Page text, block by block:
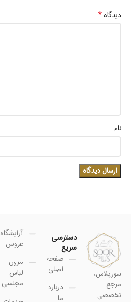
دیدگاه*
نام
سورپلاس،
مرجع
تخصصی
دسترسی
سریع
صفحه
اصلی
درباره
ما
آرایشگاه
عروس
مزون
لباس
مجلسی